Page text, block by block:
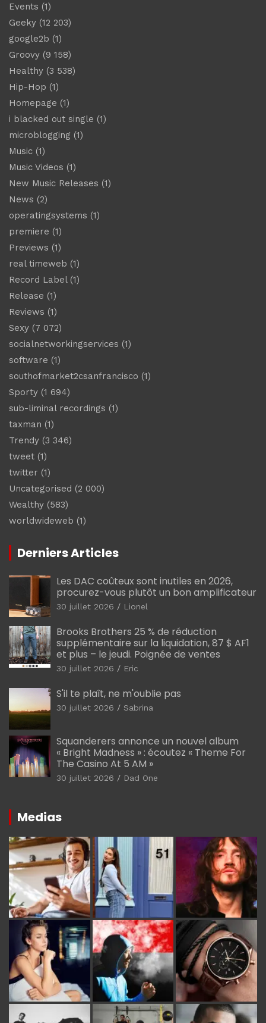
Events (1)
Geeky (12 203)
google2b (1)
Groovy (9 158)
Healthy (3 538)
Hip-Hop (1)
Homepage (1)
i blacked out single (1)
microblogging (1)
Music (1)
Music Videos (1)
New Music Releases (1)
News (2)
operatingsystems (1)
premiere (1)
Previews (1)
real timeweb (1)
Record Label(1)
Release (1)
Reviews (1)
Sexy (7 072)
socialnetworkingservices (1)
software (1)
southofmarket2csanfrancisco (1)
Sporty (1 694)
sub-liminal recordings (1)
taxman (1)
Trendy (3 346)
tweet (1)
twitter (1)
Uncategorised (2 000)
Wealthy (583)
worldwideweb (1)
Derniers Articles
Les DAC coûteux sont inutiles en 2026,
procurez-vous plutôt un bon amplificateur
30 juillet 2026 Lionel
Brooks Brothers 25 % de réduction
supplémentaire sur la liquidation, 87 $ AF1
et plus – le jeudi. Poignée de ventes
30 juillet 2026 Eric
S'il te plaît, ne m'oublie pas
30 juillet 2026 Sabrina
Squanderers annonce un nouvel album
« Bright Madness » : écoutez « Theme For
The Casino At 5 AM »
30 juillet 2026 Dad One
Medias